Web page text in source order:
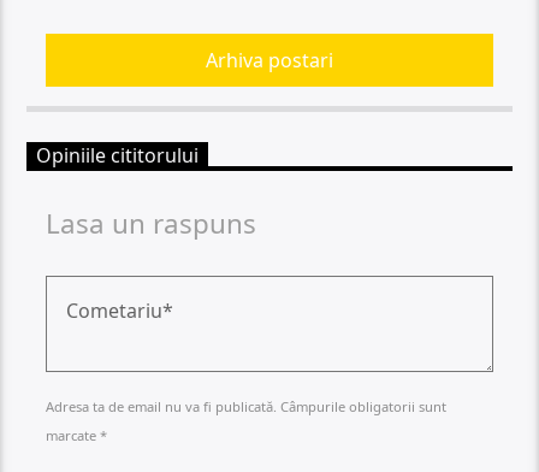
Arhiva postari
Opiniile cititorului
Lasa un raspuns
Adresa ta de email nu va fi publicată. Câmpurile obligatorii sunt
marcate *